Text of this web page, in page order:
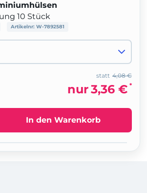
10 Stück
Artikelnr: W-7892581
4,08 €
statt
nur3,36 € *
In den Warenkorb